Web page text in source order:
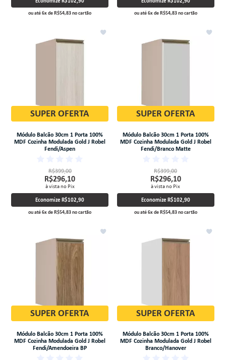
ou até6xdeR$54,83no cartão ou até6xdeR$54,83no cartão
SUPER OFERTA
Módulo Balcão 30cm 1 Porta 100%
MDF Cozinha Modulada Gold J Robel
Fendi/Aspen
R$399,00
R$296,10
à vista no Pix
EconomizeR$102,90
ou até6xdeR$54,83no cartão
SUPER OFERTA
Módulo Balcão 30cm 1 Porta 100%
MDF Cozinha Modulada Gold J Robel
Fendi/Branco Matte
R$399,00
R$296,10
à vista no Pix
Economize R$102,90
ou até6xdeR$54,83no cartão
SUPER OFERTA
Módulo Balcão 30cm 1 Porta 100%
MDF Cozinha Modulada Gold J Robel
Fendi/Amendoeira BP
SUPER OFERTA
Módulo Balcão 30cm 1 Porta 100%
MDF Cozinha Modulada Gold J Robel
Branco/Hanover